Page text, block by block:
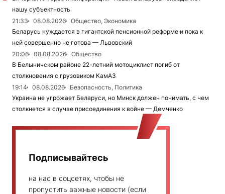
нашу субъектность
21:33
08.08.2026
Общество, Экономика
Беларусь нуждается в гигантской пенсионной реформе и пока к
ней совершенно не готова — Львовский
20:06
08.08.2026
Общество
В Белыничском районе 22-летний мотоциклист погиб от
столкновения с грузовиком КамАЗ
19:14
08.08.2026
Безопасность, Политика
Украина не угрожает Беларуси, но Минск должен понимать, с чем
столкнется в случае присоединения к войне — Демченко
Подписывайтесь
на нас в соцсетях, чтобы не
пропустить важные новости (если